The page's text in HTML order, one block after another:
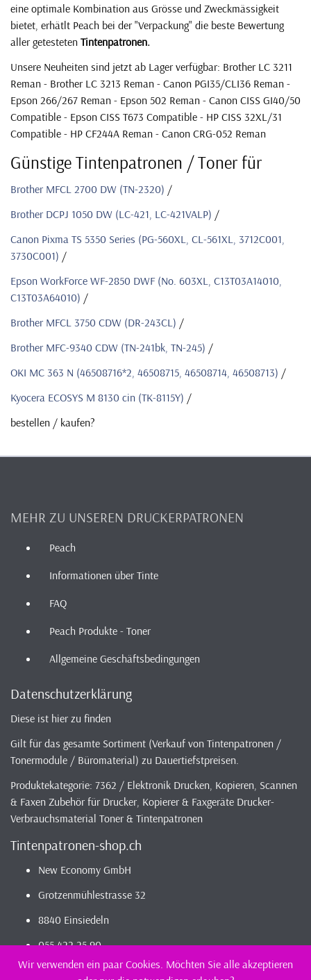
eine optimale Kombination aus Grösse und Zweckmässigkeit
bietet, erhätlt Peach bei der "Verpackung" die beste Bewertung
aller getesteten Tintenpatronen.
Unsere Neuheiten sind jetzt ab Lager verfügbar: Brother LC 3211
Reman - Brother LC 3213 Reman - Canon PGI35/CLI36 Reman -
Epson 266/267 Reman - Epson 502 Reman - Canon CISS GI40/50
Compatible - Epson CISS T673 Compatible - HP CISS 32XL/31
Compatible - HP CF244A Reman - Canon CRG-052 Reman
Günstige Tintenpatronen / Toner für
Brother MFCL 2700 DW (TN-2320) /
Brother DCPJ 1050 DW (LC-421, LC-421VALP) /
Canon Pixma TS 5350 Series (PG-560XL, CL-561XL, 3712C001,
3730C001) /
Epson WorkForce WF-2850 DWF (No. 603XL, C13T03A14010,
C13T03A64010) /
Brother MFCL 3750 CDW (DR-243CL) /
Brother MFC-9340 CDW (TN-241bk, TN-245) /
OKI MC 363 N (46508716*2, 46508715, 46508714, 46508713) /
Kyocera ECOSYS M 8130 cin (TK-8115Y) /
bestellen / kaufen?
MEHR ZU UNSEREN DRUCKERPATRONEN
Peach
Informationen über Tinte
FAQ
Peach Produkte - Toner
Allgemeine Geschäftsbedingungen
Datenschutzerklärung
Diese ist hier zu finden
Gilt für das gesamte Sortiment (Verkauf von Tintenpatronen /
Tonermodule / Büromaterial) zu Dauertiefstpreisen.
Produktekategorie: 7362 / Elektronik Drucken, Kopieren, Scannen
& Faxen Zubehör für Drucker, Kopierer & Faxgeräte Drucker-
Verbrauchsmaterial Toner & Tintenpatronen
Tintenpatronen-shop.ch
New Economy GmbH
Grotzenmühlestrasse 32
8840 Einsiedeln
055 422 25 90
Wir verwenden ein paar Cookies. Möchten Sie alle akzeptieren